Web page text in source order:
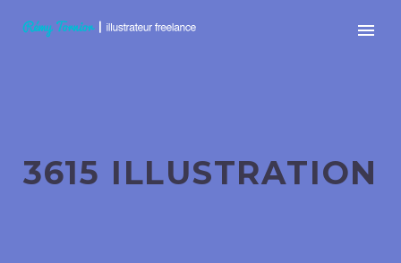
3615 ILLUSTRATION